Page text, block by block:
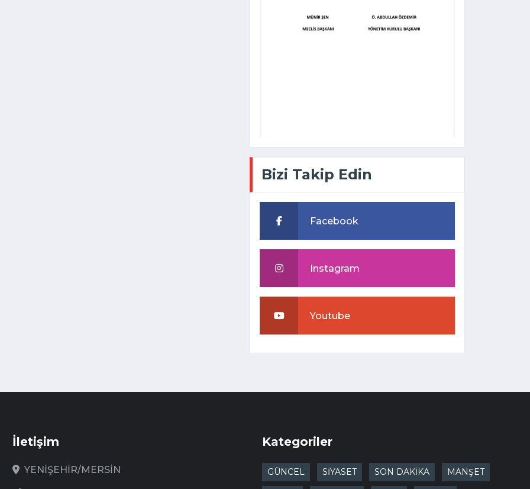
Bizi Takip Edin
Facebook
Instagram
Youtube
İletişim
YENİŞEHİR/MERSİN
Kategoriler
GÜNCEL SİYASET SON DAKİKA MANŞET